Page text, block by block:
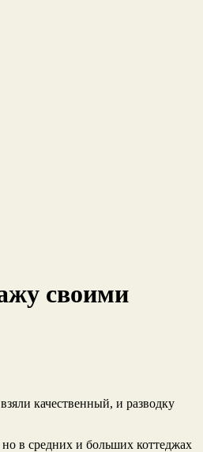
своими
качественный, и разводку
в средних и больших коттеджах